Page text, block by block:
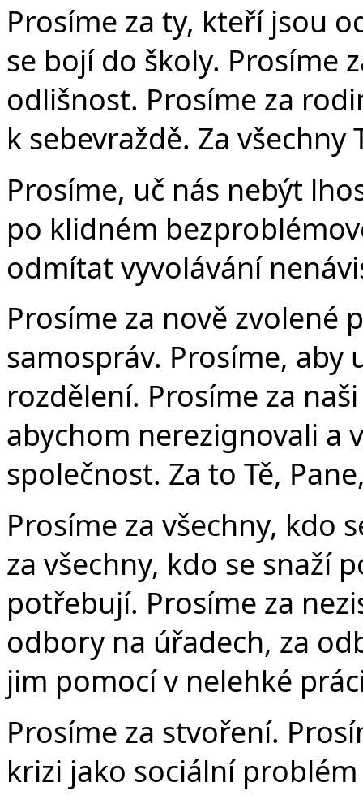
Prosíme za ty, kteří jsou
se bojí do školy. Prosíme
odlišnost. Prosíme za
k sebevraždě. Za všechny
Prosíme, uč nás nebýt
po klidném
odmítat vyvolávání
Prosíme za nově zvolené
samospráv. Prosíme,
rozdělení. Prosíme za
abychom nerezignovali a
společnost. Za to Tě,
Prosíme za všechny, kdo
za všechny, kdo se snaží
potřebují. Prosíme za
odbory na úřadech, za
jim pomocí v nelehké
Prosíme za stvoření.
krizi jako sociální